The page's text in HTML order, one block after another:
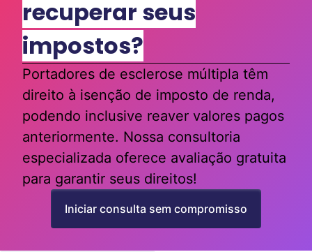
recuperar seus
impostos?
Portadores de esclerose múltipla têm
direito à isenção de imposto de renda,
podendo inclusive reaver valores pagos
anteriormente. Nossa consultoria
especializada oferece avaliação gratuita
para garantir seus direitos!
Iniciar consulta sem compromisso